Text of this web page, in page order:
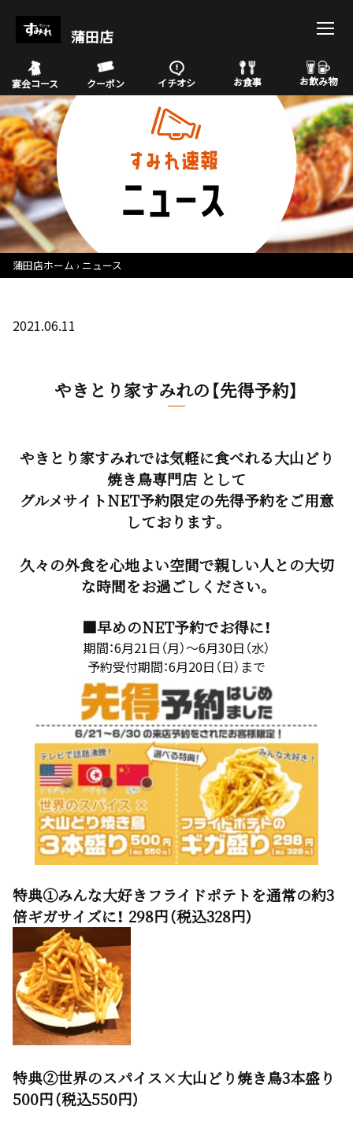
蒲田店
宴会コース クーポン イチオシ お食事 お飲み物
蒲田店ホーム ニュース
2021.06.11
やきとり家すみれの【先得予約】
やきとり家すみれでは気軽に食べれる大山どり
焼き鳥専門店 として
グルメサイトNET予約限定の先得予約をご用意
しております。
久々の外食を心地よい空間で親しい人との大切
な時間をお過ごしください。
■早めのNET予約でお得に！
期間：6月21日（月）～6月30日（水）
予約受付期間：6月20日（日）まで
特典①みんな大好きフライドポテトを通常の約3
倍ギガサイズに！ 298円（税込328円）
特典②世界のスパイス×大山どり焼き鳥3本盛り
500円（税込550円）